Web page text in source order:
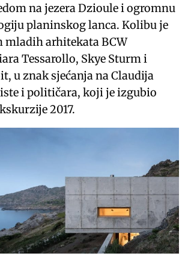
na jezera Dzioule i ogromnu
planinskog lanca. Kolibu je
arhitekata BCW
Tessarollo, Skye Sturm i
u znak sjećanja na Claudija
i političara, koji je izgubio
2017.